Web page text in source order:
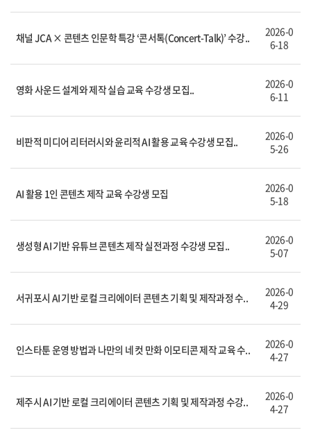
채널 JCA × 콘텐츠 인문학 특강 ‘콘서톡(Concert-Talk)’ 수강..
2026-0
6-18
영화 사운드 설계와 제작 실습 교육 수강생 모집..
2026-0
6-11
비판적 미디어 리터러시와 윤리적 AI 활용 교육 수강생 모집..
2026-0
5-26
AI 활용 1인 콘텐츠 제작 교육 수강생 모집
2026-0
5-18
생성형 AI 기반 유튜브 콘텐츠 제작 실전과정 수강생 모집..
2026-0
5-07
서귀포시 AI 기반 로컬 크리에이터 콘텐츠 기획 및 제작과정 수..
2026-0
4-29
인스타툰 운영 방법과 나만의 네 컷 만화 이모티콘 제작 교육 수..
2026-0
4-27
제주시 AI 기반 로컬 크리에이터 콘텐츠 기획 및 제작과정 수강..
2026-0
4-27